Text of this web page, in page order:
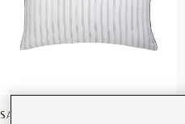
SAVILE ROW